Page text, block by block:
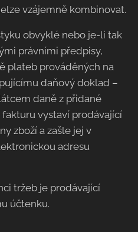
vzájemně kombinovat.
obvyklé nebo je-li tak
právními předpisy,
plateb prováděných na
daňový doklad –
daně z přidané
vystaví prodávající
zboží a zašle jej v
adresu
tržeb je prodávající
účtenku.